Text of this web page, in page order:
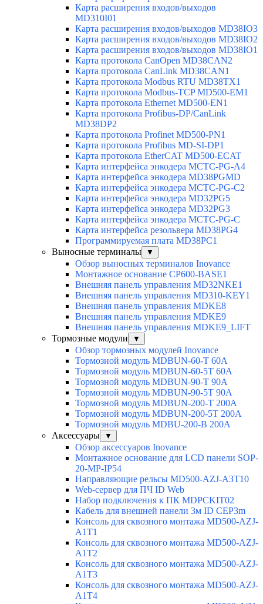
Карта расширения входов/выходов
MD310I01
Карта расширения входов/выходов MD38IO3
Карта расширения входов/выходов MD38IO2
Карта расширения входов/выходов MD38IO1
Карта протокола CanOpen MD38CAN2
Карта протокола CanLink MD38CAN1
Карта протокола Modbus RTU MD38TX1
Карта протокола Modbus-TCP MD500-EM1
Карта протокола Ethernet MD500-EN1
Карта протокола Profibus-DP/CanLink
MD38DP2
Карта протокола Profinet MD500-PN1
Карта протокола Profibus MD-SI-DP1
Карта протокола EtherCAT MD500-ECAT
Карта интерфейса энкодера MCTC-PG-A4
Карта интерфейса энкодера MD38PGMD
Карта интерфейса энкодера MCTC-PG-C2
Карта интерфейса энкодера MD32PG5
Карта интерфейса энкодера MD32PG3
Карта интерфейса энкодера MCTC-PG-C
Карта интерфейса резольвера MD38PG4
Программируемая плата MD38PC1
Выносные терминалы
▼
Обзор выносных терминалов Inovance
Монтажное основание CP600-BASE1
Внешняя панель управления MD32NKE1
Внешняя панель управления MD310-KEY1
Внешняя панель управления MDKE8
Внешняя панель управления MDKE9
Внешняя панель управления MDKE9_LIFT
Тормозные модули
▼
Обзор тормозных модулей Inovance
Тормозной модуль MDBUN-60-T 60A
Тормозной модуль MDBUN-60-5T 60A
Тормозной модуль MDBUN-90-T 90A
Тормозной модуль MDBUN-90-5T 90A
Тормозной модуль MDBUN-200-T 200A
Тормозной модуль MDBUN-200-5T 200A
Тормозной модуль MDBU-200-B 200A
Аксессуары
▼
Обзор аксессуаров Inovance
Монтажное основание для LCD панели SOP-
20-MP-IP54
Направляющие рельсы MD500-AZJ-A3T10
Web-сервер для ПЧ ID Web
Набор подключения к ПК MDPCKIT02
Кабель для внешней панели 3м ID CEP3m
Консоль для сквозного монтажа MD500-AZJ-
A1T1
Консоль для сквозного монтажа MD500-AZJ-
A1T2
Консоль для сквозного монтажа MD500-AZJ-
A1T3
Консоль для сквозного монтажа MD500-AZJ-
A1T4